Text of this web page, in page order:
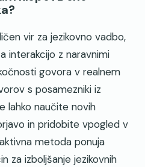
vir za jezikovno vadbo,
interakcijo z naravnimi
govora v realnem
s posamezniki iz
lahko naučite novih
in pridobite vpogled v
metoda ponuja
za izboljšanje jezikovnih